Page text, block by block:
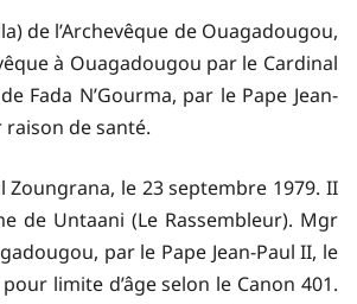
de l’Archevêque de Ouagadougou,
à Ouagadougou par le Cardinal
Fada N’Gourma, par le Pape Jean-
de santé.
Zoungrana, le 23 septembre 1979. II
de Untaani (Le Rassembleur). Mgr
par le Pape Jean-Paul II, le
limite d’âge selon le Canon 401.